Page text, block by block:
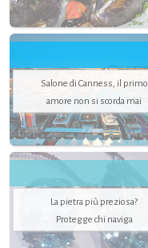
Salone di Canness, il primo
amore non si scorda mai
La pietra più preziosa?
Protegge chi naviga